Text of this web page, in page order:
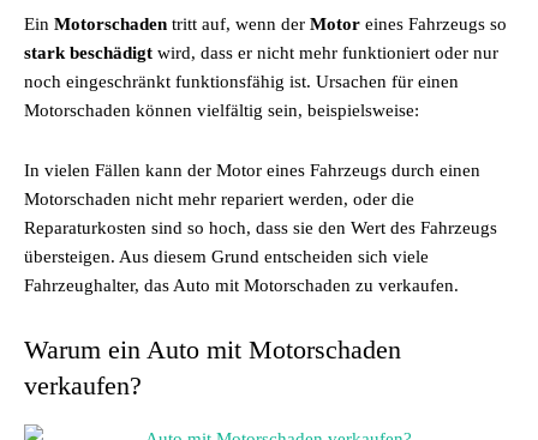
Ein Motorschaden tritt auf, wenn der Motor eines Fahrzeugs so
stark beschädigt wird, dass er nicht mehr funktioniert oder nur
noch eingeschränkt funktionsfähig ist. Ursachen für einen
Motorschaden können vielfältig sein, beispielsweise:
In vielen Fällen kann der Motor eines Fahrzeugs durch einen
Motorschaden nicht mehr repariert werden, oder die
Reparaturkosten sind so hoch, dass sie den Wert des Fahrzeugs
übersteigen. Aus diesem Grund entscheiden sich viele
Fahrzeughalter, das Auto mit Motorschaden zu verkaufen.
Warum ein Auto mit Motorschaden
verkaufen?